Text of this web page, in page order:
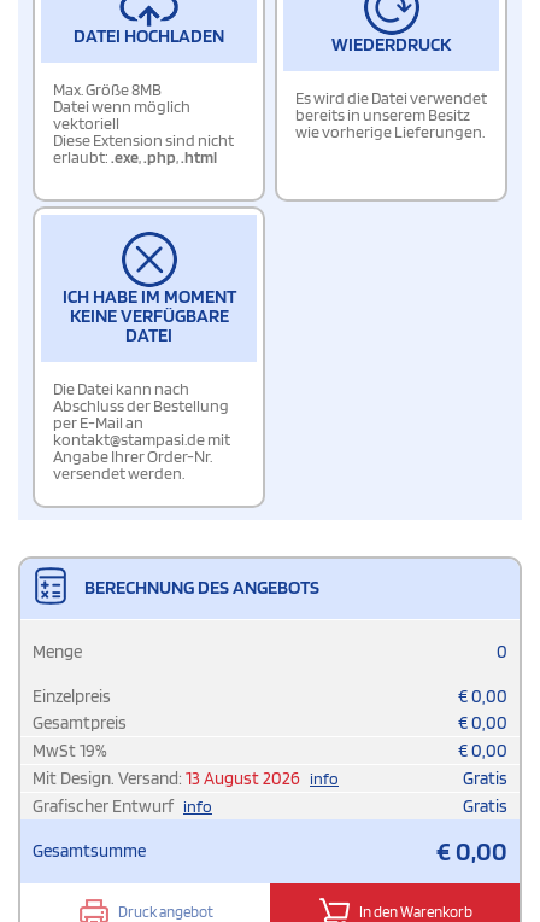
DATEI HOCHLADEN
Max. Größe 8MB
Datei wenn möglich
vektoriell
Diese Extension sind nicht
erlaubt:.exe,.php,.html
WIEDERDRUCK
Es wird die Datei verwendet
bereits in unserem Besitz
wie vorherige Lieferungen.
ICH HABE IM MOMENT
KEINE VERFÜGBARE
DATEI
Die Datei kann nach
Abschluss der Bestellung
per E-Mail an
kontakt@stampasi.de mit
Angabe Ihrer Order-Nr.
versendet werden.
BERECHNUNG DES ANGEBOTS
Menge 0
Einzelpreis €0,00
Gesamtpreis
€0,00
MwSt19% €0,00
Mit Design. Versand: 13 August 2026 info
Gratis
Grafischer Entwurf info Gratis
Gesamtsumme €0,00
Druck angebot In den Warenkorb